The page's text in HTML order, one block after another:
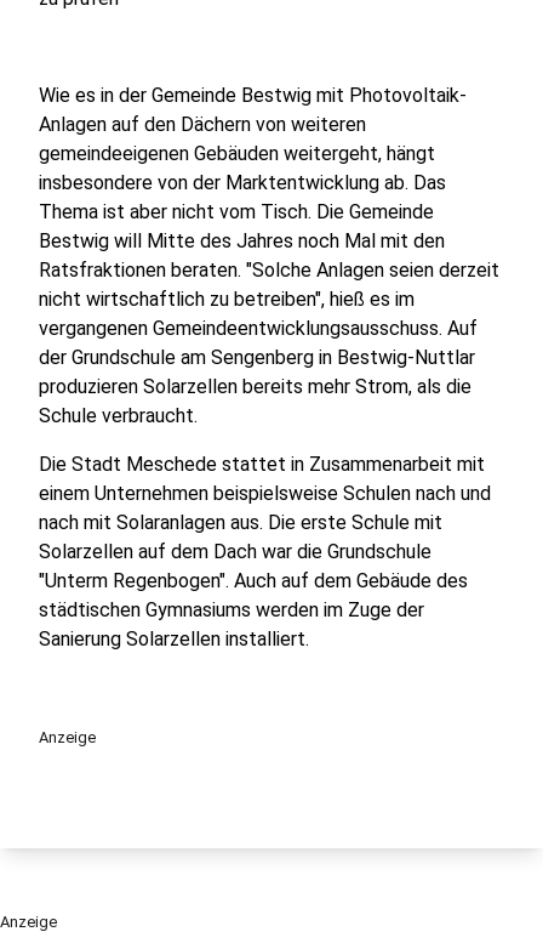
Wie es in der Gemeinde Bestwig mit Photovoltaik-
Anlagen auf den Dächern von weiteren
gemeindeeigenen Gebäuden weitergeht, hängt
insbesondere von der Marktentwicklung ab. Das
Thema ist aber nicht vom Tisch. Die Gemeinde
Bestwig will Mitte des Jahres noch Mal mit den
Ratsfraktionen beraten. "Solche Anlagen seien derzeit
nicht wirtschaftlich zu betreiben", hieß es im
vergangenen Gemeindeentwicklungsausschuss. Auf
der Grundschule am Sengenberg in Bestwig-Nuttlar
produzieren Solarzellen bereits mehr Strom, als die
Schule verbraucht.
Die Stadt Meschede stattet in Zusammenarbeit mit
einem Unternehmen beispielsweise Schulen nach und
nach mit Solaranlagen aus. Die erste Schule mit
Solarzellen auf dem Dach war die Grundschule
"Unterm Regenbogen". Auch auf dem Gebäude des
städtischen Gymnasiums werden im Zuge der
Sanierung Solarzellen installiert.
Anzeige
Anzeige